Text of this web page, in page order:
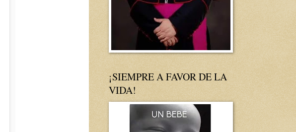
¡SIEMPRE A FAVOR DE LA
VIDA!